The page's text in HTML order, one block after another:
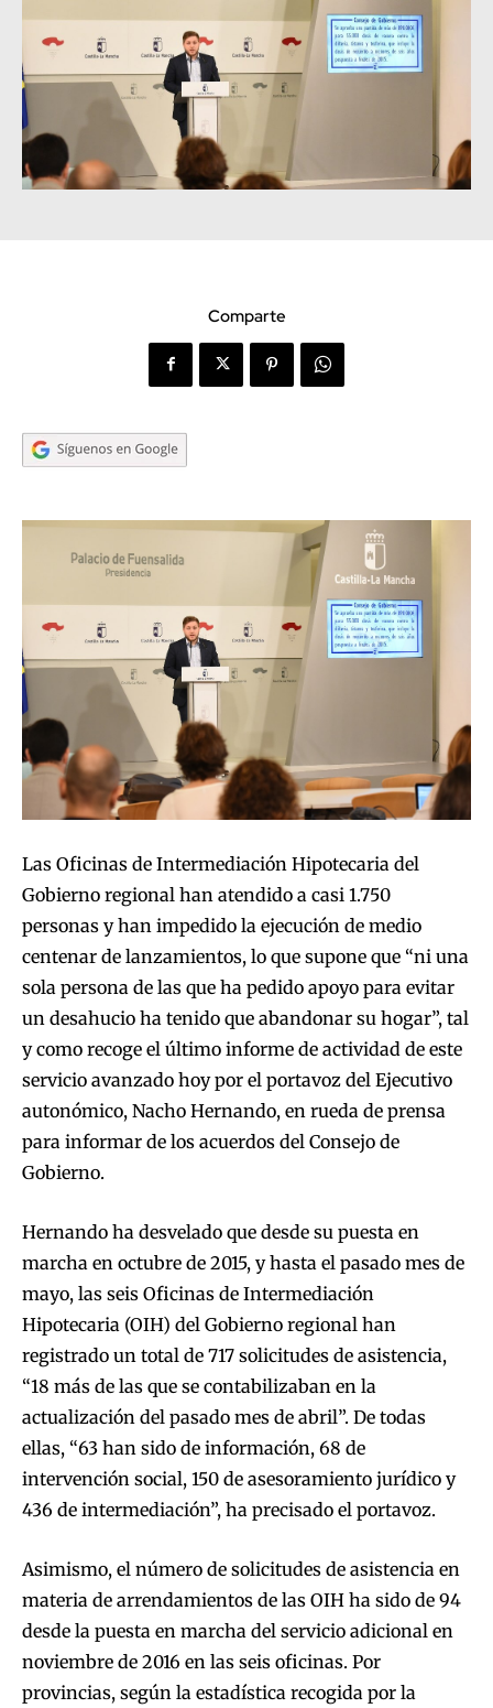
Comparte
Las Oficinas de Intermediación Hipotecaria del
Gobierno regional han atendido a casi 1.750
personas y han impedido la ejecución de medio
centenar de lanzamientos, lo que supone que “ni una
sola persona de las que ha pedido apoyo para evitar
un desahucio ha tenido que abandonar su hogar”, tal
y como recoge el último informe de actividad de este
servicio avanzado hoy por el portavoz del Ejecutivo
autonómico, Nacho Hernando, en rueda de prensa
para informar de los acuerdos del Consejo de
Gobierno.
Hernando ha desvelado que desde su puesta en
marcha en octubre de 2015, y hasta el pasado mes de
mayo, las seis Oficinas de Intermediación
Hipotecaria (OIH) del Gobierno regional han
registrado un total de 717 solicitudes de asistencia,
“18 más de las que se contabilizaban en la
actualización del pasado mes de abril”. De todas
ellas, “63 han sido de información, 68 de
intervención social, 150 de asesoramiento jurídico y
436 de intermediación”, ha precisado el portavoz.
Asimismo, el número de solicitudes de asistencia en
materia de arrendamientos de las OIH ha sido de 94
desde la puesta en marcha del servicio adicional en
noviembre de 2016 en las seis oficinas. Por
provincias, según la estadística recogida por la